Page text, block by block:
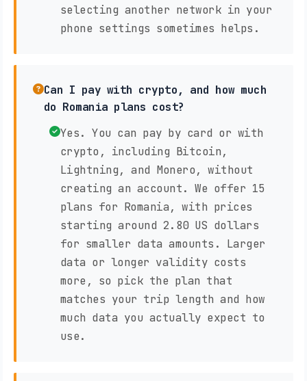
selecting another network in your
phone settings sometimes helps.
Can I pay with crypto, and how much
do Romania plans cost?
Yes. You can pay by card or with
crypto, including Bitcoin,
Lightning, and Monero, without
creating an account. We offer 15
plans for Romania, with prices
starting around 2.80 US dollars
for smaller data amounts. Larger
data or longer validity costs
more, so pick the plan that
matches your trip length and how
much data you actually expect to
use.